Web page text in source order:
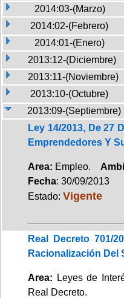
2014:03-(Marzo)
2014:02-(Febrero)
2014:01-(Enero)
2013:12-(Diciembre)
2013:11-(Noviembre)
2013:10-(Octubre)
2013:09-(Septiembre)
Ley 14/2013, De 27
Emprendedores Y
Area: Empleo.
Fecha: 30/09/2013
Estado: Vigente
Real Decreto 701/
Racionalización Del
Area: Leyes de
Real Decreto.